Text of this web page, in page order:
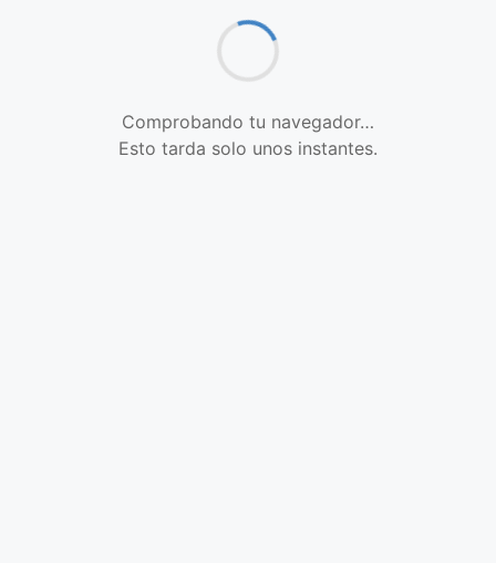
Comprobando tu navegador…
Esto tarda solo unos instantes.